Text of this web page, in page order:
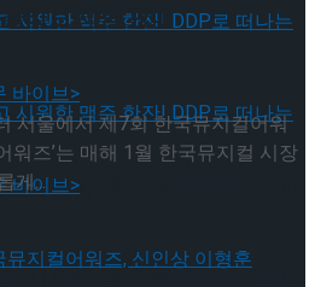
시원한 맥주 한잔! DDP로 떠
동대문 바이브>
라보 제품 판매
시원한 맥주 한잔! DDP로 떠
서울에서 제7회 한국뮤지컬어워
워즈’는 매해 1월 한국뮤지컬 시장
게...